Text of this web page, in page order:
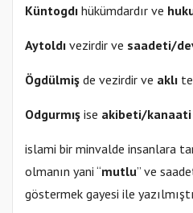
Küntogdı hükümdardır ve
Aytoldı vezirdir ve saadeti/
Ögdülmiş de vezirdir ve aklı
Odgurmış ise akibeti/kanaati
islami bir minvalde insanlara
olmanın yani “mutlu” ve
göstermek gayesi ile